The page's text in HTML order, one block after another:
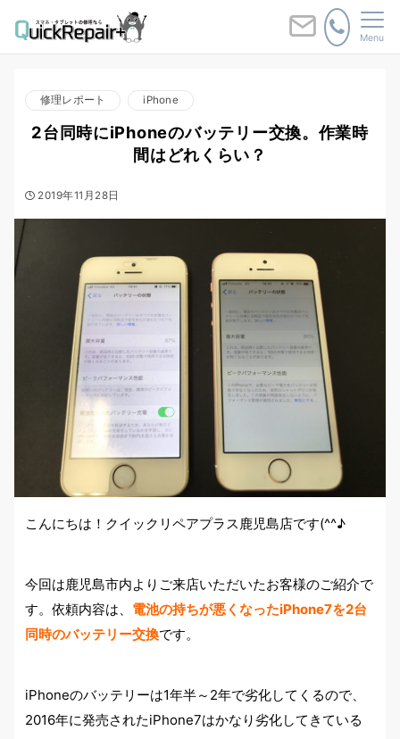
Menu
修理レポート iPhone
2台同時にiPhoneのバッテリー交換。作業時
間はどれくらい？
2019年11月28日
こんにちは！クイックリペアプラス鹿児島店です(^^♪
今回は鹿児島市内よりご来店いただいたお客様のご紹介で
す。依頼内容は、 電池の持ちが悪くなったiPhone7を2台
同時のバッテリー交換です。
iPhoneのバッテリーは1年半～2年で劣化してくるので、
2016年に発売されたiPhone7はかなり劣化してきている